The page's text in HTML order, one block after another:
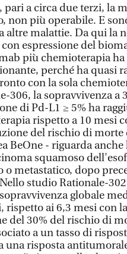
pari a circa due terzi, la
non più operabile. E
altre malattie. Da qui la
espressione del
più chemioterapia
perché ha quasi
con la sola
306, la sopravvivenza a
di Pd-L1 ≥ 5% ha
rispetto a 10 mesi
del rischio di morte
BeOne - riguarda
squamoso
o metastatico, dopo
studio Rationale-
globale
rispetto ai 6,3 mesi con
del 30% del rischio di
a un tasso di
una risposta